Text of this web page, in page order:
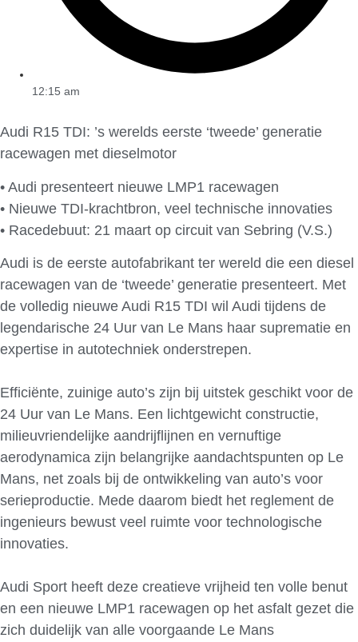
12:15 am
Audi R15 TDI: ’s werelds eerste ‘tweede’ generatie
racewagen met dieselmotor
• Audi presenteert nieuwe LMP1 racewagen
• Nieuwe TDI-krachtbron, veel technische innovaties
• Racedebuut: 21 maart op circuit van Sebring (V.S.)
Audi is de eerste autofabrikant ter wereld die een diesel
racewagen van de ‘tweede’ generatie presenteert. Met
de volledig nieuwe Audi R15 TDI wil Audi tijdens de
legendarische 24 Uur van Le Mans haar suprematie en
expertise in autotechniek onderstrepen.
Efficiënte, zuinige auto’s zijn bij uitstek geschikt voor de
24 Uur van Le Mans. Een lichtgewicht constructie,
milieuvriendelijke aandrijflijnen en vernuftige
aerodynamica zijn belangrijke aandachtspunten op Le
Mans, net zoals bij de ontwikkeling van auto’s voor
serieproductie. Mede daarom biedt het reglement de
ingenieurs bewust veel ruimte voor technologische
innovaties.
Audi Sport heeft deze creatieve vrijheid ten volle benut
en een nieuwe LMP1 racewagen op het asfalt gezet die
zich duidelijk van alle voorgaande Le Mans